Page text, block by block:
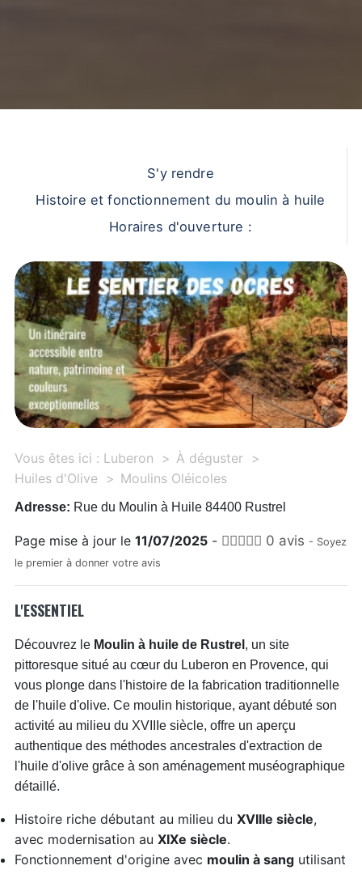
S'y rendre
Histoire et fonctionnement du moulin à huile
Horaires d'ouverture :
Vous êtes ici : Luberon
À déguster
Huiles d'Olive
Moulins Oléicoles
Adresse: Rue du Moulin à Huile 84400 Rustrel
Page mise à jour le 11/07/2025- 0 avis - Soyez
le premier à donner votre avis
L'ESSENTIEL
Découvrez le Moulin à huile de Rustrel , un site
pittoresque situé au cœur du Luberon en Provence, qui
vous plonge dans l'histoire de la fabrication traditionnelle
de l'huile d'olive. Ce moulin historique, ayant débuté son
activité au milieu du XVIIIe siècle, offre un aperçu
authentique des méthodes ancestrales d'extraction de
l'huile d'olive grâce à son aménagement muséographique
détaillé.
Histoire riche débutant au milieu du XVIIIe siècle,
avec modernisation au XIXe siècle.
Fonctionnement d'origine avec moulin à sangutilisant